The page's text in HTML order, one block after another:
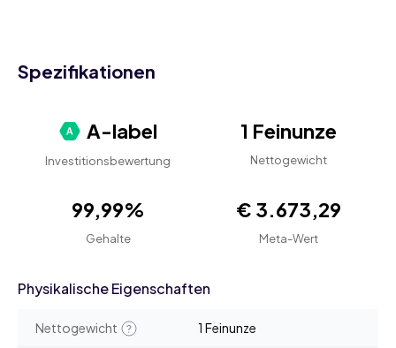
Spezifikationen
A-label
Investitionsbewertung
1 Feinunze
Nettogewicht
99,99%
Gehalte
€ 3.673,29
Meta-Wert
Physikalische Eigenschaften
Nettogewicht 1 Feinunze